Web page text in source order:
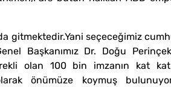
gitmektedir.Yani seçeceğimiz
Başkanımız Dr. Doğu
olan 100 bin imzanın kat
önümüze koymuş